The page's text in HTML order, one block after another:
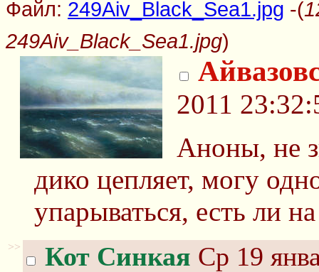
Файл: 249Aiv_Black_Sea1.jpg -(
249Aiv_Black_Sea1.jpg)
2011
Аноны, не
дико цепляет, могу
упарываться, есть ли
>> Кот Синкая Ср 19